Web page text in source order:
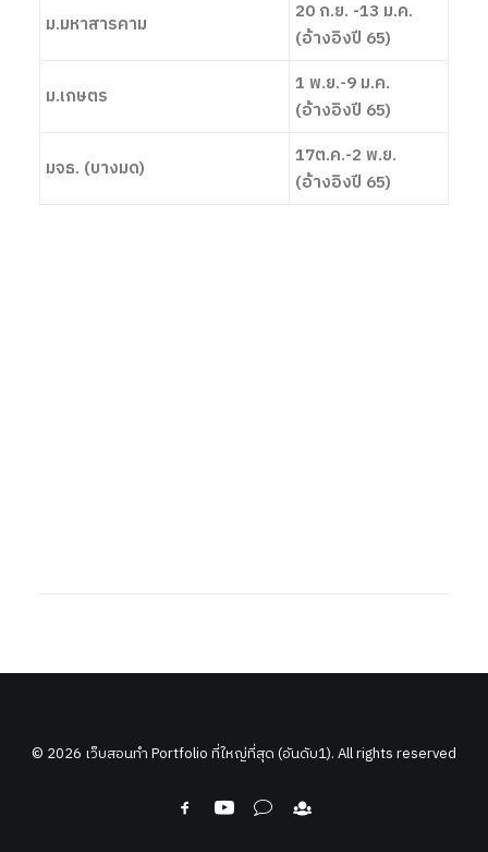
ม.มหาสารคาม
20 ก.ย. -13 ม.ค.
(อ้างอิงปี 65)
ม.เกษตร
1 พ.ย.-9 ม.ค.
(อ้างอิงปี 65)
มจธ. (บางมด)
17ต.ค.-2 พ.ย.
(อ้างอิงปี 65)
© 2026 เว็บสอนทำ Portfolio ที่ใหญ่ที่สุด (อันดับ1). All rights reserved